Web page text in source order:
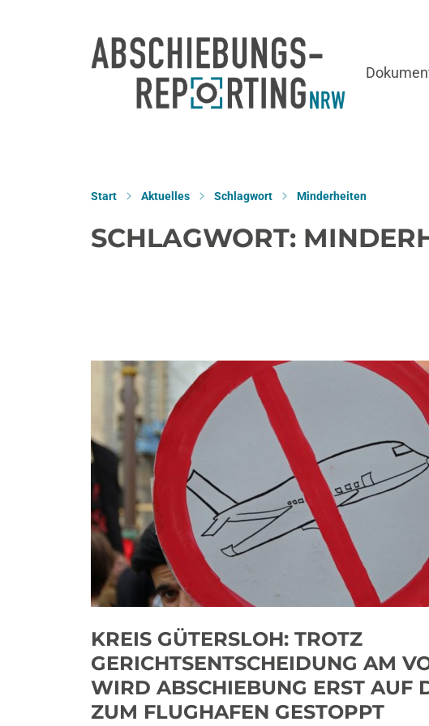
Start Aktuelles Schlagwort Minderheiten
SCHLAGWORT:
KREIS GÜTERSLOH: TROTZ
GERICHTSENTSCHEIDUNG AM
WIRD ABSCHIEBUNG ERST AUF
ZUM FLUGHAFEN GESTOPPT